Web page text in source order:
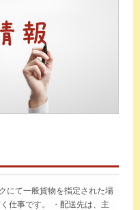
にて一般貨物を指定された場
仕事です。 ・配送先は、主